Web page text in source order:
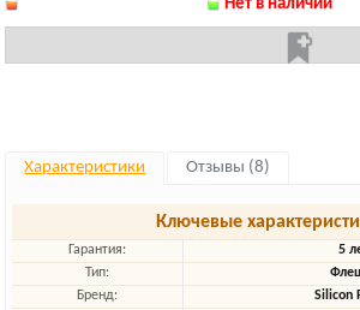
Нет в наличии
Характеристики Отзывы (8)
Ключевые
Гарантия:
5
Тип:
Бренд:
Silicon